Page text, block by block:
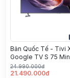
Bản Quốc Tế - Tivi
Google TV S 75
L75MC-SSEA
24.990.000đ
21.490.000đ